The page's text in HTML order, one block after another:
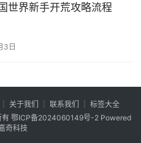
世界新手开荒攻略流程
3日
┊ 关于我们 ┊ 联系我们 ┊ 标签大全
有 鄂ICP备2024060149号-2Powered
奇科技